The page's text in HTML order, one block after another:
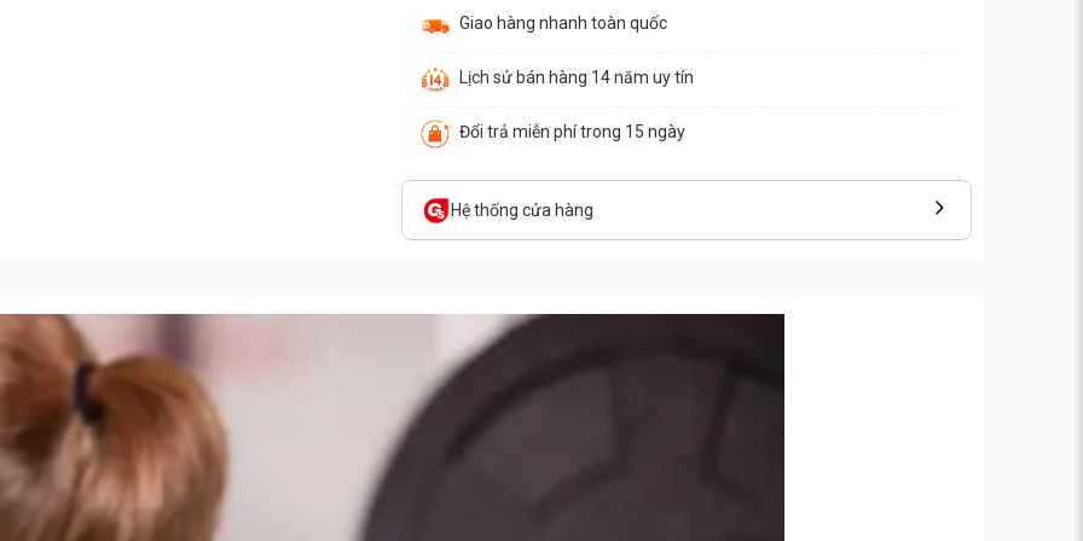
Giao hàng nhanh toàn quốc
Lịch sử bán hàng 14 năm uy tín
Đổi trả miễn phí trong 15 ngày
Hệ thống cửa hàng